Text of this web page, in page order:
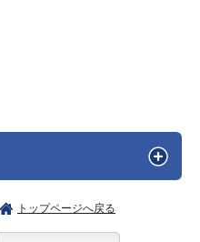
トップページへ戻る